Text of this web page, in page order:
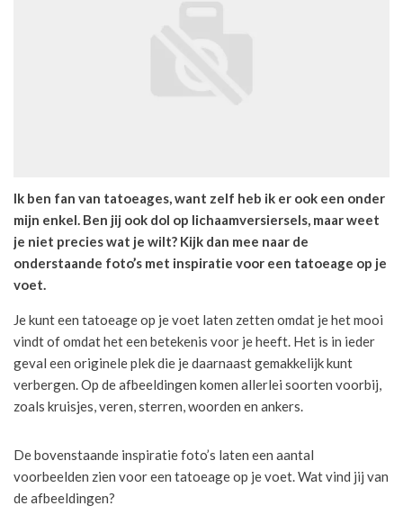
Ik ben fan van tatoeages, want zelf heb ik er ook een onder
mijn enkel. Ben jij ook dol op lichaamversiersels, maar weet
je niet precies wat je wilt? Kijk dan mee naar de
onderstaande foto’s met inspiratie voor een tatoeage op je
voet.
Je kunt een tatoeage op je voet laten zetten omdat je het mooi
vindt of omdat het een betekenis voor je heeft. Het is in ieder
geval een originele plek die je daarnaast gemakkelijk kunt
verbergen. Op de afbeeldingen komen allerlei soorten voorbij,
zoals kruisjes, veren, sterren, woorden en ankers.
De bovenstaande inspiratie foto’s laten een aantal
voorbeelden zien voor een tatoeage op je voet. Wat vind jij van
de afbeeldingen?